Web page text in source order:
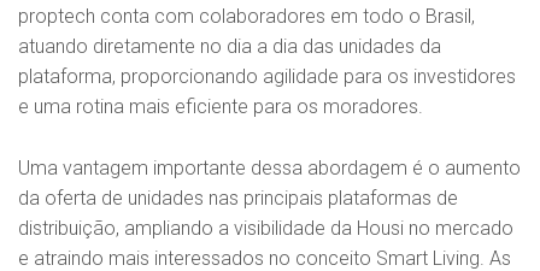
proptech conta com colaboradores em todo o Brasil,
atuando diretamente no dia a dia das unidades da
plataforma, proporcionando agilidade para os investidores
e uma rotina mais eficiente para os moradores.
Uma vantagem importante dessa abordagem é o aumento
da oferta de unidades nas principais plataformas de
distribuição, ampliando a visibilidade da Housi no mercado
e atraindo mais interessados no conceito Smart Living. As